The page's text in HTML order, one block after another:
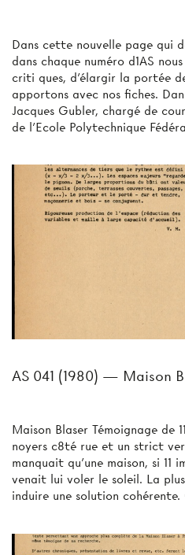
Dans cette nouvelle page qui
dans chaque numéro d1AS
criti­ ques, d'élargir la portée
apportons avec nos fiches.
Jacques Gubler, chargé de
de l'Ecole Polytechnique
AS 041 (1980) — Maison
Maison Blaser Témoignage de
noyers c8té rue et un strict
manquait qu'une maison, si 11
venait lui voler le soleil. La
induire une solution